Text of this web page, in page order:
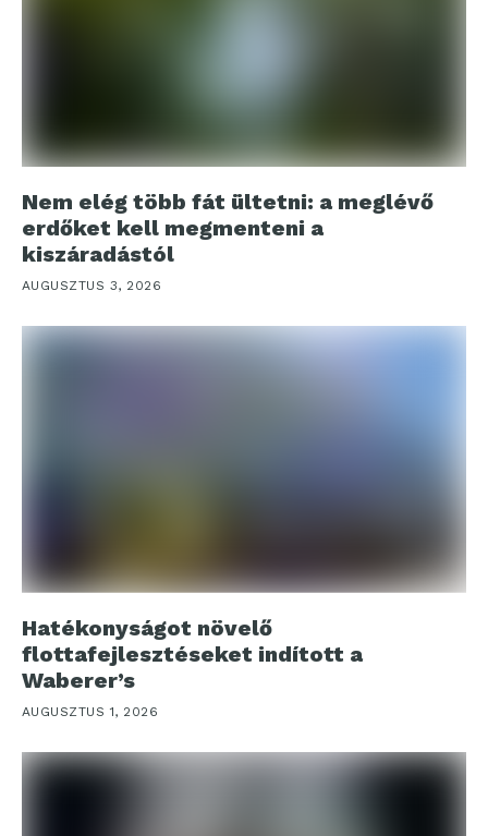
Nem elég több fát ültetni: a meglévő
erdőket kell megmenteni a
kiszáradástól
AUGUSZTUS 3, 2026
Hatékonyságot növelő
flottafejlesztéseket indított a
Waberer’s
AUGUSZTUS 1, 2026